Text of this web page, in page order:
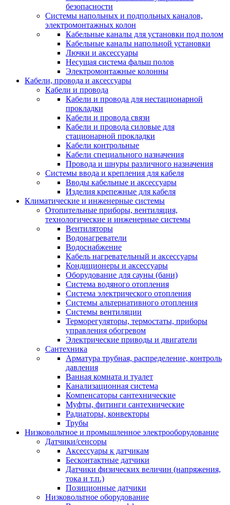
безопасности
Системы напольных и подпольных каналов,
электромонтажных колон
Кабельные каналы для установки под полом
Кабельные каналы напольной установки
Лючки и аксессуары
Несущая система фальш полов
Электромонтажные колонны
Кабели, провода и аксессуары
Кабели и провода
Кабели и провода для нестационарной
прокладки
Кабели и провода связи
Кабели и провода силовые для
стационарной прокладки
Кабели контрольные
Кабели специального назначения
Провода и шнуры различного назначения
Системы ввода и крепления для кабеля
Вводы кабельные и аксессуары
Изделия крепежные для кабеля
Климатические и инженерные системы
Отопительные приборы, вентиляция,
технологические и инженерные системы
Вентиляторы
Водонагреватели
Водоснабжение
Кабель нагревательный и аксессуары
Кондиционеры и аксессуары
Оборудование для сауны (бани)
Система водяного отопления
Система электрического отопления
Системы альтернативного отопления
Системы вентиляции
Терморегуляторы, термостаты, приборы
управления обогревом
Электрические приводы и двигатели
Сантехника
Арматура трубная, распределение, контроль
давления
Ванная комната и туалет
Канализационная система
Компенсаторы сантехнические
Муфты, фитинги сантехнические
Радиаторы, конвекторы
Трубы
Низковольтное и промышленное электрооборудование
Датчики/сенсоры
Аксессуары к датчикам
Бесконтактные датчики
Датчики физических величин (напряжения,
тока и т.п.)
Позиционные датчики
Низковольтное оборудование